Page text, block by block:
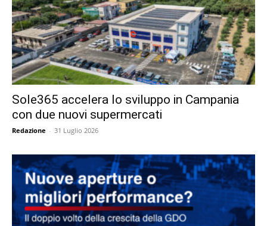
Sole365 accelera lo sviluppo in Campania
con due nuovi supermercati
Redazione - 31 Luglio 2026